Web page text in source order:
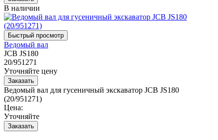
В наличии
Ведомый вал
JCB JS180
20/951271
Уточняйте цену
Ведомый вал для гусеничный экскаватор JCB JS180
(20/951271)
Цена:
Уточняйте